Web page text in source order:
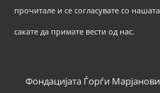
прочитале и се согласувате со
сакате да примате вести од нас.
Фондацијата Ѓорѓи